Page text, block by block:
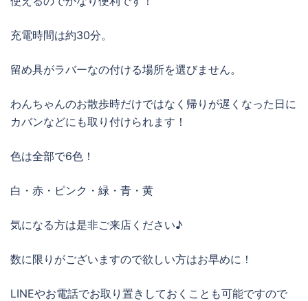
充電時間は約30分。
留め具がラバーなの付ける場所を選びません。
わんちゃんのお散歩時だけではなく帰りが遅くなった日に
カバンなどにも取り付けられます！
色は全部で6色！
白・赤・ピンク・緑・青・黄
気になる方は是非ご来店ください♪
数に限りがございますので欲しい方はお早めに！
LINEやお電話でお取り置きしておくことも可能ですので